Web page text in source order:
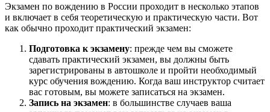
Экзамен по вождению в России проходит в несколько этапов
и включает в себя теоретическую и практическую части. Вот
как обычно проходит практический экзамен:
Подготовка к экзамену: прежде чем вы сможете
сдавать практический экзамен, вы должны быть
зарегистрированы в автошколе и пройти необходимый
курс обучения вождению. Когда ваш инструктор считает
вас готовым, вы можете записаться на экзамен.
Запись на экзамен: в большинстве случаев ваша